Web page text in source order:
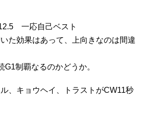
一応自己ベスト
た効果はあって、上向きなのは間違
制覇なるのかどうか。
、キョウヘイ、トラストがCW11秒